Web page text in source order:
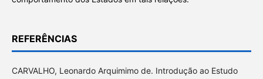
REFERÊNCIAS
CARVALHO, Leonardo Arquimimo de. Introdução ao Estudo